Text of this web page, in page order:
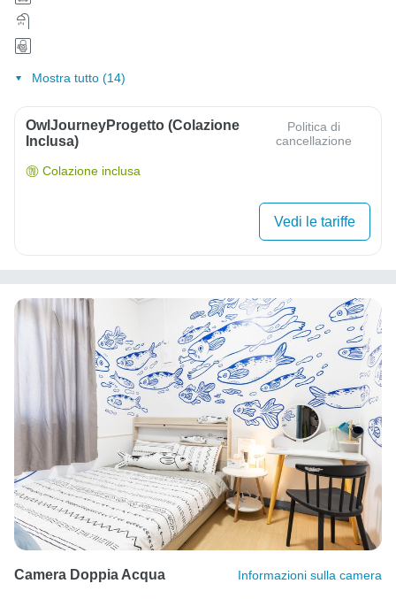
Mostra tutto (14)
OwlJourneyProgetto (colazione
Inclusa)
Politica di
cancellazione
Colazione inclusa
Vedi le tariffe
Camera Doppia Acqua Informazioni sulla camera